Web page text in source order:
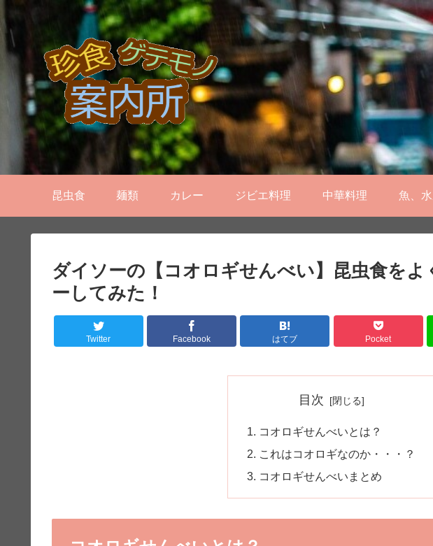
昆虫食 麺類 カレー ジビエ料理 中華料理 魚、
ダイソーの【コオロギせんべい】昆虫食をよ
ーしてみた！
Twitter Facebook はてブ Pocket
目次
コオロギせんべいとは？
これはコオロギなのか・・・？
コオロギせんべいまとめ